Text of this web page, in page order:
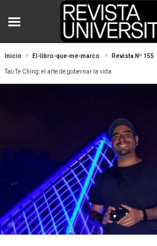
Inicio El-libro-que-me-marco Revista Nº 155
Tao Te Ching: el arte de gobernar la vida